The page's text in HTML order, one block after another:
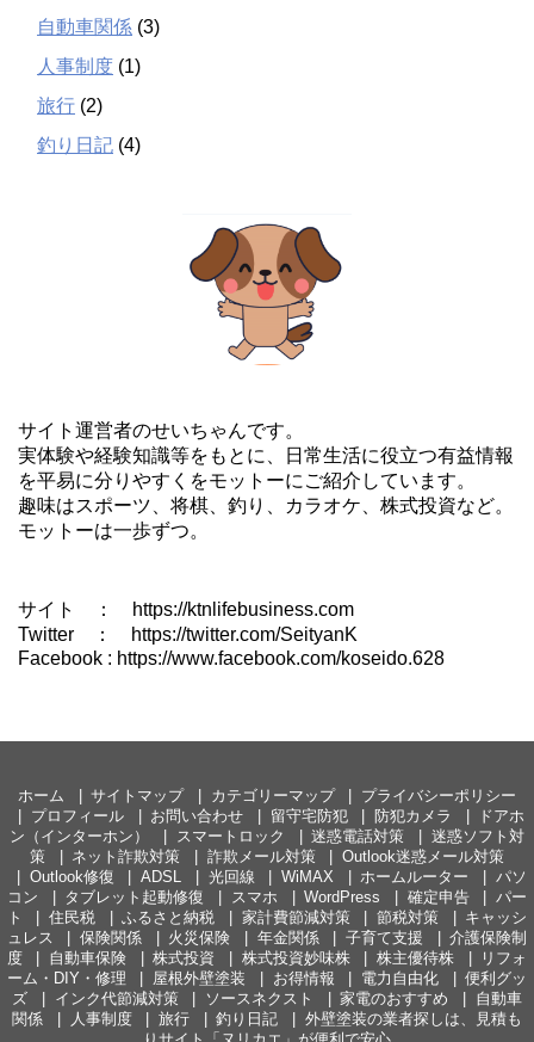
自動車関係 (3)
人事制度 (1)
旅行 (2)
釣り日記 (4)
サイト運営者のせいちゃんです。
実体験や経験知識等をもとに、日常生活に役立つ有益情報
を平易に分りやすくをモットーにご紹介しています。
趣味はスポーツ、将棋、釣り、カラオケ、株式投資など。
モットーは一歩ずつ。
サイト ： https://ktnlifebusiness.com
Twitter ： https://twitter.com/SeityanK
Facebook : https://www.facebook.com/koseido.628
ホーム サイトマップ カテゴリーマップ
プライバシーポリシー
プロフィール
お問い合わせ 留守宅防犯 防犯カメラ
ドアホ
ン（インターホン）
スマートロック 迷惑電話対策
迷惑ソフト対
策
ネット詐欺対策 詐欺メール対策
Outlook迷惑メール対策
Outlook修復
ADSL 光回線 WiMAX ホームルーター
パソ
コン
タブレット起動修復 スマホ WordPress 確定申告
パー
ト
住民税 ふるさと納税 家計費節減対策 節税対策
キャッシ
ュレス
保険関係 火災保険 年金関係 子育て支援
介護保険制
度
自動車保険 株式投資 株式投資妙味株 株主優待株
リフォ
ーム・DIY・修理
屋根外壁塗装 お得情報 電力自由化
便利グッ
ズ
インク代節減対策 ソースネクスト 家電のおすすめ
自動車
関係
人事制度 旅行 釣り日記
外壁塗装の業者探しは、見積も